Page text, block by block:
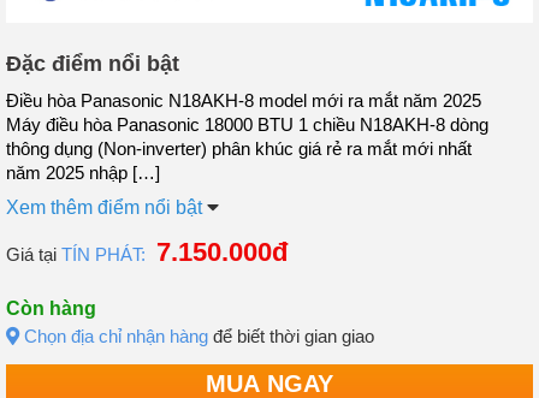
Đặc điểm nổi bật
Điều hòa Panasonic N18AKH-8 model mới ra mắt năm 2025
Máy điều hòa Panasonic 18000 BTU 1 chiều N18AKH-8 dòng
thông dụng (Non-inverter) phân khúc giá rẻ ra mắt mới nhất
năm 2025 nhập […]
Xem thêm điểm nổi bật
Giá tại TÍN PHÁT: 7.150.000đ
Còn hàng
Chọn địa chỉ nhận hàng để biết thời gian giao
MUA NGAY